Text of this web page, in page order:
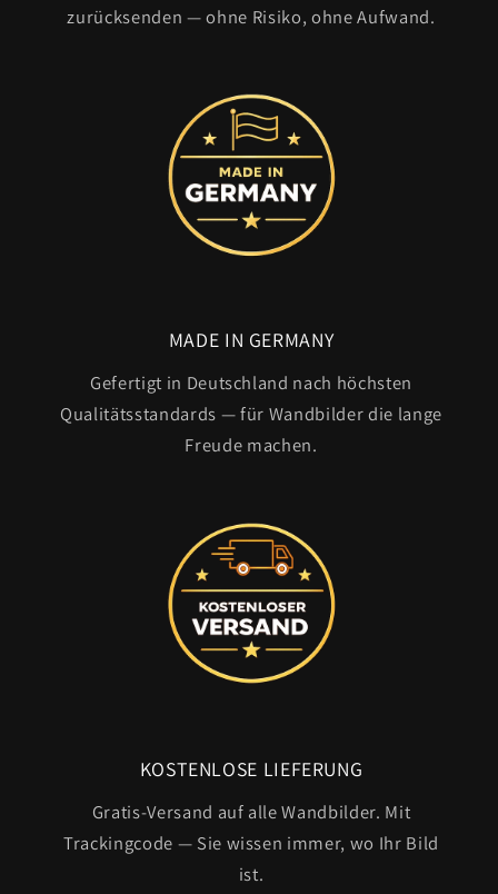
zurücksenden — ohne Risiko, ohne Aufwand.
MADE IN GERMANY
Gefertigt in Deutschland nach höchsten
Qualitätsstandards — für Wandbilder die lange
Freude machen.
KOSTENLOSE LIEFERUNG
Gratis-Versand auf alle Wandbilder. Mit
Trackingcode — Sie wissen immer, wo Ihr Bild
ist.